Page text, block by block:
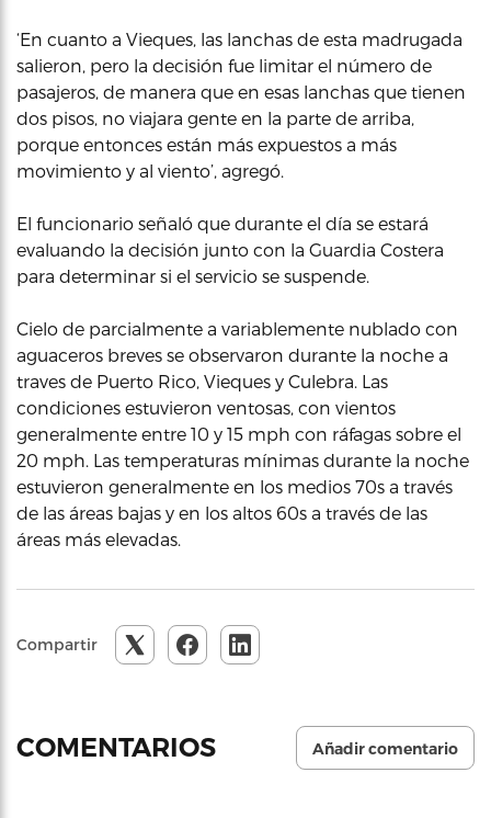
‘En cuanto a Vieques, las lanchas de esta madrugada
salieron, pero la decisión fue limitar el número de
pasajeros, de manera que en esas lanchas que tienen
dos pisos, no viajara gente en la parte de arriba,
porque entonces están más expuestos a más
movimiento y al viento’, agregó.
El funcionario señaló que durante el día se estará
evaluando la decisión junto con la Guardia Costera
para determinar si el servicio se suspende.
Cielo de parcialmente a variablemente nublado con
aguaceros breves se observaron durante la noche a
traves de Puerto Rico, Vieques y Culebra. Las
condiciones estuvieron ventosas, con vientos
generalmente entre 10 y 15 mph con ráfagas sobre el
20 mph. Las temperaturas mínimas durante la noche
estuvieron generalmente en los medios 70s a través
de las áreas bajas y en los altos 60s a través de las
áreas más elevadas.
Compartir
COMENTARIOS Añadir comentario